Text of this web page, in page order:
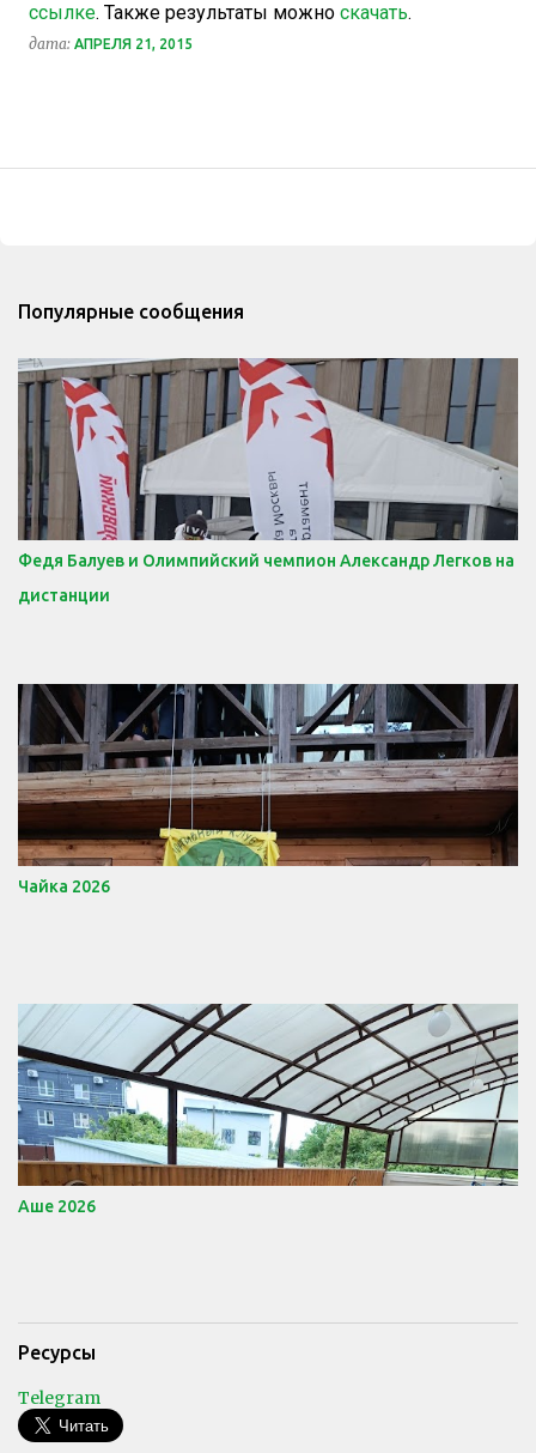
ссылке. Также результаты можно скачать.
дата: АПРЕЛЯ 21, 2015
Популярные сообщения
Федя Балуев и Олимпийский чемпион Александр Легков на
дистанции
Чайка 2026
Аше 2026
Ресурсы
Telegram